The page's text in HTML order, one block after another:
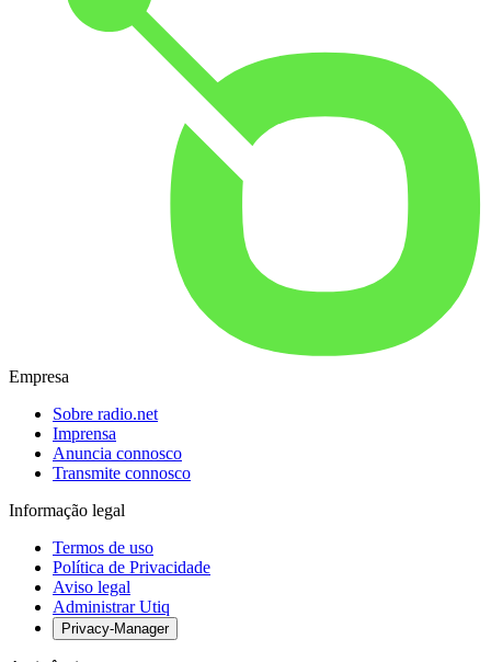
Empresa
Sobre radio.net
Imprensa
Anuncia connosco
Transmite connosco
Informação legal
Termos de uso
Política de Privacidade
Aviso legal
Administrar Utiq
Privacy-Manager